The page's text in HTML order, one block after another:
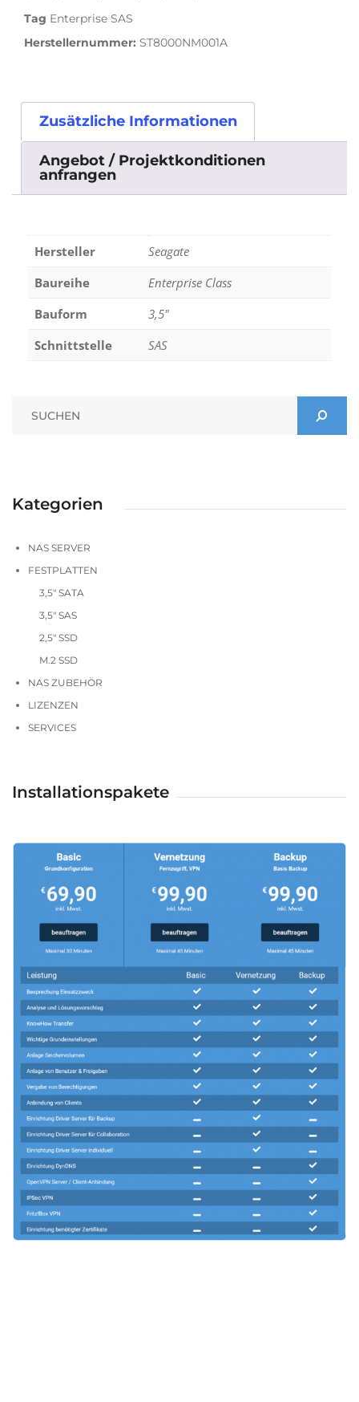
Tag Enterprise SAS
Herstellernummer: ST8000NM001A
Zusätzliche Informationen
Angebot / Projektkonditionen
anfrangen
Hersteller
Seagate
Baureihe
Enterprise Class
Bauform
3,5"
Schnittstelle
SAS
Kategorien
NAS SERVER
FESTPLATTEN
3,5" SATA
3,5" SAS
2,5" SSD
M.2 SSD
NAS ZUBEHÖR
LIZENZEN
SERVICES
Installationspakete